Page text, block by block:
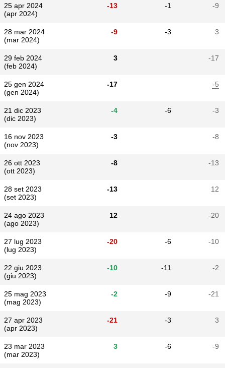
25 apr 2024
(apr 2024)
-13 -1 -9
28 mar 2024
(mar 2024)
-9 -3 3
29 feb 2024
(feb 2024)
3 -17
25 gen 2024
(gen 2024)
-17 -5
21 dic 2023
(dic 2023)
-4 -6 -3
16 nov 2023
(nov 2023)
-3 -8
26 ott 2023
(ott 2023)
-8 -13
28 set 2023
(set 2023)
-13 12
24 ago 2023
(ago 2023)
12 -20
27 lug 2023
(lug 2023)
-20 -6 -10
22 giu 2023
(giu 2023)
-10 -11 -2
25 mag 2023
(mag 2023)
-2 -9 -21
27 apr 2023
(apr 2023)
-21 -3 3
23 mar 2023
(mar 2023)
3 -6 -9